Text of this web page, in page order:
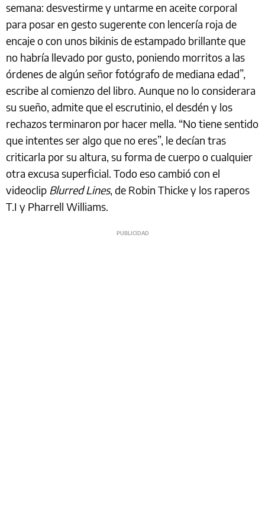
semana: desvestirme y untarme en aceite corporal
para posar en gesto sugerente con lencería roja de
encaje o con unos bikinis de estampado brillante que
no habría llevado por gusto, poniendo morritos a las
órdenes de algún señor fotógrafo de mediana edad”,
escribe al comienzo del libro. Aunque no lo considerara
su sueño, admite que el escrutinio, el desdén y los
rechazos terminaron por hacer mella. “No tiene sentido
que intentes ser algo que no eres”, le decían tras
criticarla por su altura, su forma de cuerpo o cualquier
otra excusa superficial. Todo eso cambió con el
videoclip Blurred Lines, de Robin Thicke y los raperos
T.I y Pharrell Williams.